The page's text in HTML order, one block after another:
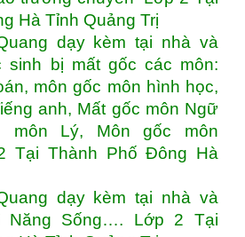
Hà Tỉnh Quảng Trị
dạy kèm tại nhà và
sinh bị mất gốc các môn:
môn gốc môn hình học,
anh, Mất gốc môn Ngữ
môn Lý, Môn gốc môn
Thành Phố Đông Hà
dạy kèm tại nhà và
Năng Sống…. Lớp 2 Tại